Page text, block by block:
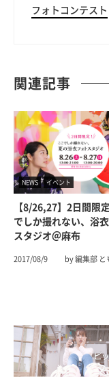
フォトコンテスト
関連記事
NEWS イベント
【8/26,27】2日間限
でしか撮れない、浴
スタジオ＠麻布
2017/08/9 by 編集部 と